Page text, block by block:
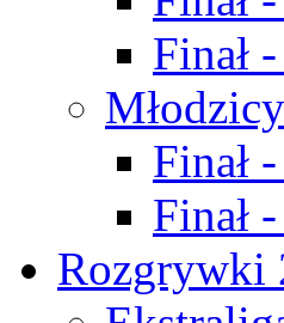
Finał
Finał
Finał
Rozgrywki